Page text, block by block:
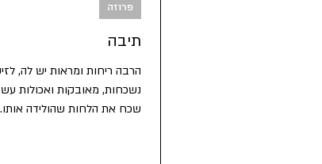
תיבה
הרבה ריחות ומראות יש לה,
נשכחות, מאובקות ואכולות
שכח את הלחות שהולידה
פרוזה